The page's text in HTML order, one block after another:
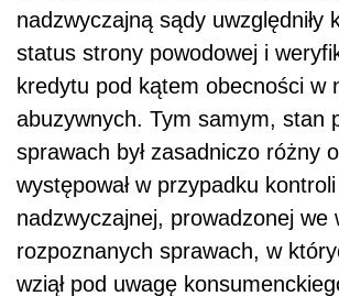
nadzwyczajną sądy uwzględniły
status strony powodowej i
kredytu pod kątem obecności w
abuzywnych. Tym samym, stan
sprawach był zasadniczo różny
występował w przypadku kontroli
nadzwyczajnej, prowadzonej we
rozpoznanych sprawach, w
wziął pod uwagę